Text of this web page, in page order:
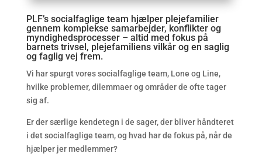
PLF’s socialfaglige team hjælper plejefamilier
gennem komplekse samarbejder, konflikter og
myndighedsprocesser – altid med fokus på
barnets trivsel, plejefamiliens vilkår og en saglig
og faglig vej frem.
Vi har spurgt vores socialfaglige team, Lone og Line,
hvilke problemer, dilemmaer og områder de ofte tager
sig af.
Er der særlige kendetegn i de sager, der bliver håndteret
i det socialfaglige team, og hvad har de fokus på, når de
hjælper jer medlemmer?